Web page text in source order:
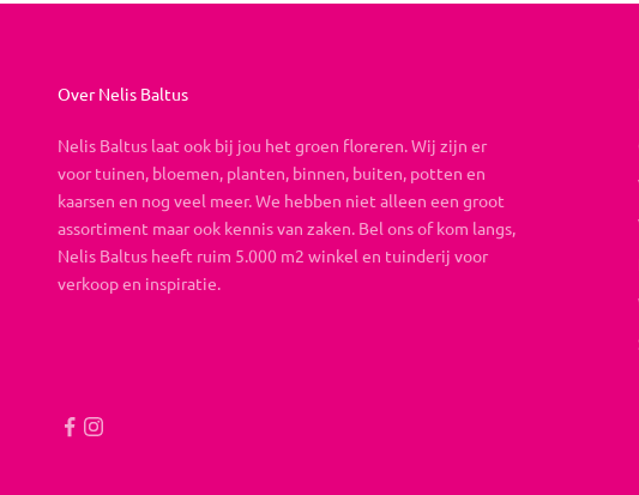
Over Nelis Baltus
Nelis Baltus laat ook bij jou het groen floreren. Wij zijn er
voor tuinen, bloemen, planten, binnen, buiten, potten en
kaarsen en nog veel meer. We hebben niet alleen een groot
assortiment maar ook kennis van zaken. Bel ons of kom langs,
Nelis Baltus heeft ruim 5.000 m2 winkel en tuinderij voor
verkoop en inspiratie.